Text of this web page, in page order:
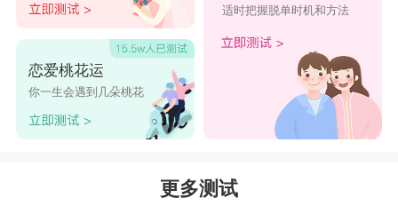
恋爱桃花运
你一生会遇到几朵桃花
适时把握脱单时机和方法
更多测试